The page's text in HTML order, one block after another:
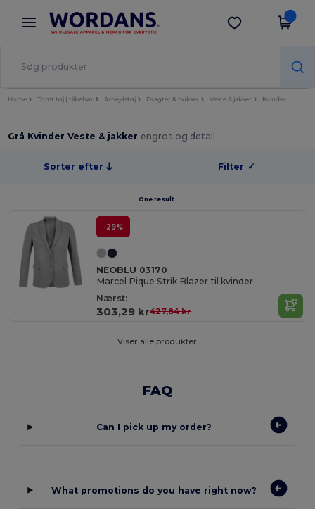
× Wordans-app
Bedre priser i appen!
Hent app
Home Tomt tøj | tilbehør Arbejdstøj Dragter & bukser Veste & jakker Kvinder
Grå Kvinder Veste & jakker engros og detail
Sorter efter Filter ✓
One result.
-29%
NEOBLU 03170
Marcel Pique Strik Blazer til kvinder
Nærst:
303,29 kr427,84 kr
Viser alle produkter.
FAQ
Can I pick up my order?
What promotions do you have right now?